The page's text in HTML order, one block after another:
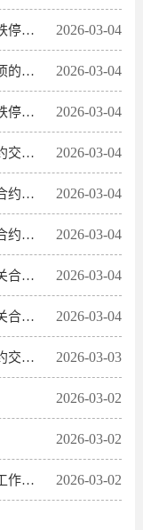
转发关于调整原油等期货相关合约涨跌停板幅度和交易保证金比例的通知 2026-03-04
转发关于燃料油期货相关合约有关事项的通知 2026-03-04
转发关于调整燃料油期货相关合约涨跌停板幅度和交易保证金比例的通知 2026-03-04
转发郑商所关于调整甲醇期货部分合约交易保证金标准和涨跌停板幅度的通知 2026-03-04
转发上期所关于调整燃料油期货相关合约涨跌停板幅度和交易保证金比例的通知 2026-03-04
转发上期所关于调整燃料油期货相关合约交易限额的通知 2026-03-04
转发能源中心关于调整原油等期货相关合约交易限额的通知 2026-03-04
转发能源中心关于调整原油等期货相关合约涨跌停板幅度和交易保证金比例的通知 2026-03-04
转发郑商所关于调整甲醇期货部分合约交易指令每次最小开仓下单量的公告 2026-03-03
2026-03-02
2026-03-02
转发能源中心关于做好市场风险控制工作的通知 2026-03-02